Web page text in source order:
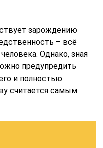
зарождению
– всё
Однако, зная
предупредить
и полностью
считается самым